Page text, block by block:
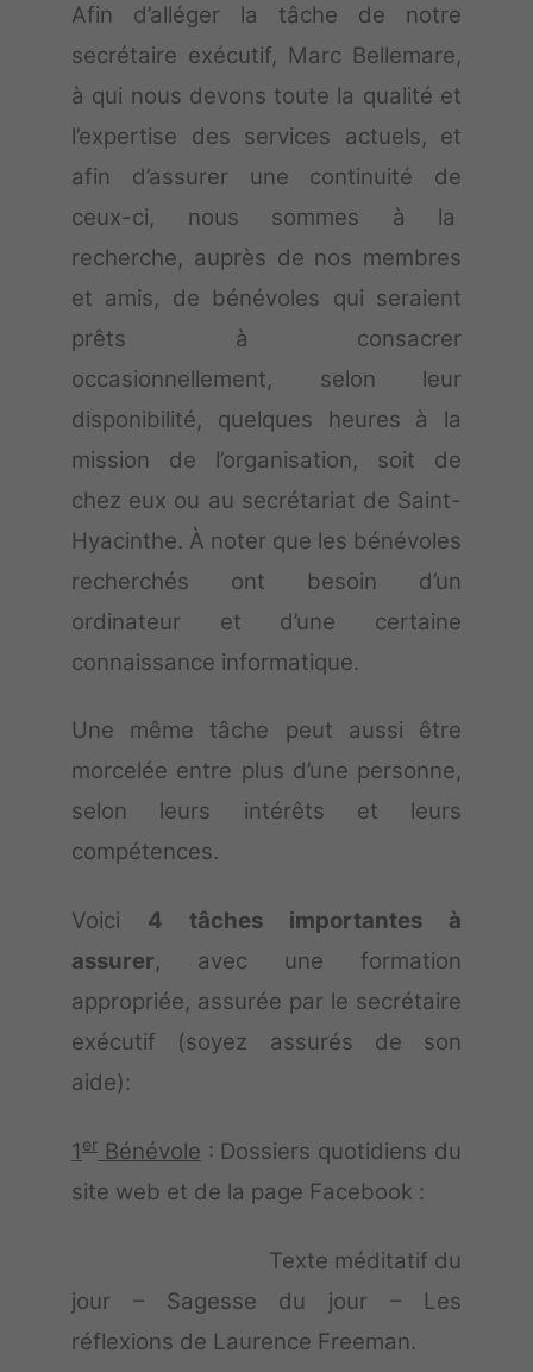
Afin d’alléger la tâche de notre
secrétaire exécutif, Marc Bellemare,
à qui nous devons toute la qualité et
l’expertise des services actuels, et
afin d’assurer une continuité de
ceux-ci, nous sommes à la
recherche, auprès de nos membres
et amis, de bénévoles qui seraient
prêts à consacrer
occasionnellement, selon leur
disponibilité, quelques heures à la
mission de l’organisation, soit de
chez eux ou au secrétariat de Saint-
Hyacinthe. À noter que les bénévoles
recherchés ont besoin d’un
ordinateur et d’une certaine
connaissance informatique.
Une même tâche peut aussi être
morcelée entre plus d’une personne,
selon leurs intérêts et leurs
compétences.
Voici 4 tâches importantes à
assurer, avec une formation
appropriée, assurée par le secrétaire
exécutif (soyez assurés de son
aide):
1 er Bénévole : Dossiers quotidiens du
site web et de la page Facebook :
Texte méditatif du
jour – Sagesse du jour – Les
réflexions de Laurence Freeman.